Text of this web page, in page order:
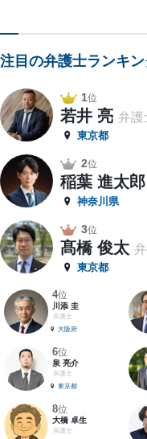
注目の弁護士ランキ
1位
若井 亮 弁護
東京都
2位
稲葉 進太郎
神奈川県
3位
髙橋 俊太
東京都
4位
川添 圭
弁護士
大阪府
6位
泉 亮介
弁護士
東京都
8位
大橋 卓生
弁護士